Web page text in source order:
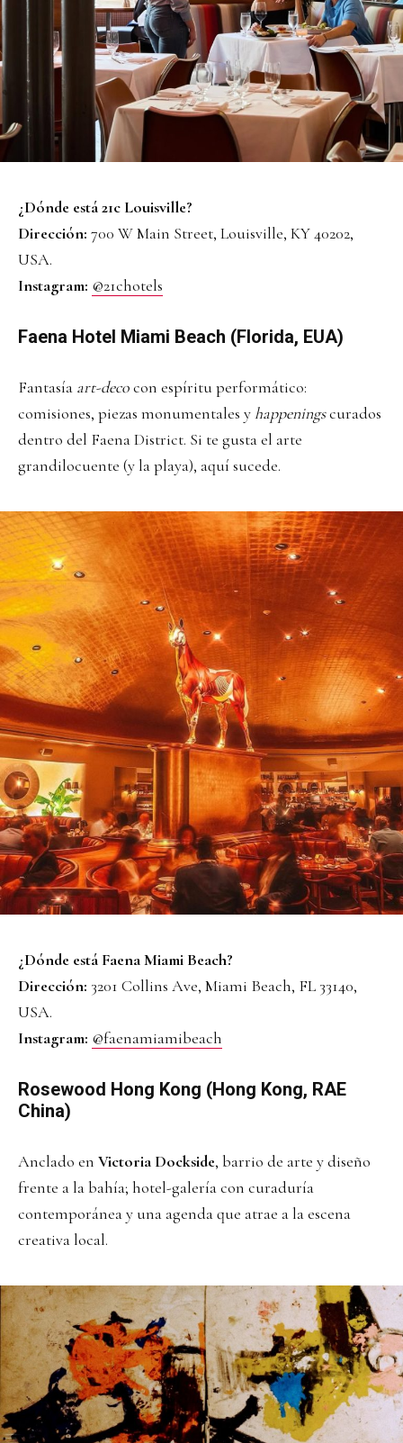
¿Dónde está 21c Louisville?
Dirección: 700 W Main Street, Louisville, KY 40202,
USA.
Instagram: @21chotels
Faena Hotel Miami Beach (Florida, EUA)
Fantasía art-decocon espíritu performático:
comisiones, piezas monumentales yhappeningscurados
dentro del Faena District. Si te gusta el arte
grandilocuente (y la playa), aquí sucede.
¿Dónde está Faena Miami Beach?
Dirección: 3201 Collins Ave, Miami Beach, FL 33140,
USA.
Instagram: @faenamiamibeach
Rosewood Hong Kong (Hong Kong, RAE
China)
Anclado en Victoria Dockside, barrio de arte y diseño
frente a la bahía; hotel-galería con curaduría
contemporánea y una agenda que atrae a la escena
creativa local.